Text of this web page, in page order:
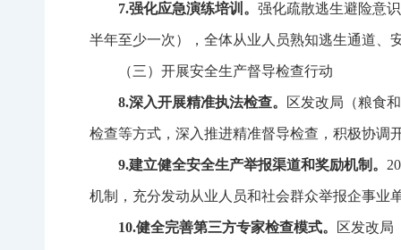
7.强化应急演练培训。 强化疏散逃生避险意
半年至少一次），全体从业人员熟知逃生通道、
（三）开展安全生产督导检查行动
8.深入开展精准执法检查。 区发改局（粮食
检查等方式，深入推进精准督导检查，积极协调
9.建立健全安全生产举报渠道和奖励机制。
机制，充分发动从业人员和社会群众举报企事业
10.健全完善第三方专家检查模式。 区发改局